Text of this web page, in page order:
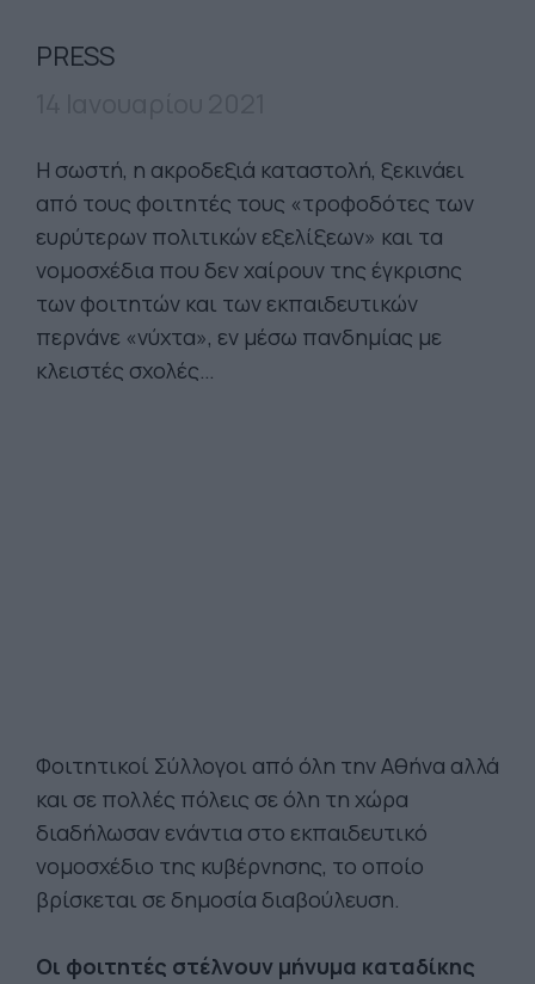
PRESS
Η σωστή, η ακροδεξιά καταστολή, ξεκινάει
από τους φοιτητές τους «τροφοδότες των
ευρύτερων πολιτικών εξελίξεων» και τα
νομοσχέδια που δεν χαίρουν της έγκρισης
των φοιτητών και των εκπαιδευτικών
περνάνε «νύχτα», εν μέσω πανδημίας με
κλειστές σχολές…
Φοιτητικοί Σύλλογοι από όλη την Αθήνα αλλά
και σε πολλές πόλεις σε όλη τη χώρα
διαδήλωσαν ενάντια στο εκπαιδευτικό
νομοσχέδιο της κυβέρνησης, το οποίο
βρίσκεται σε δημοσία διαβούλευση.
Οι φοιτητές στέλνουν μήνυμα καταδίκης